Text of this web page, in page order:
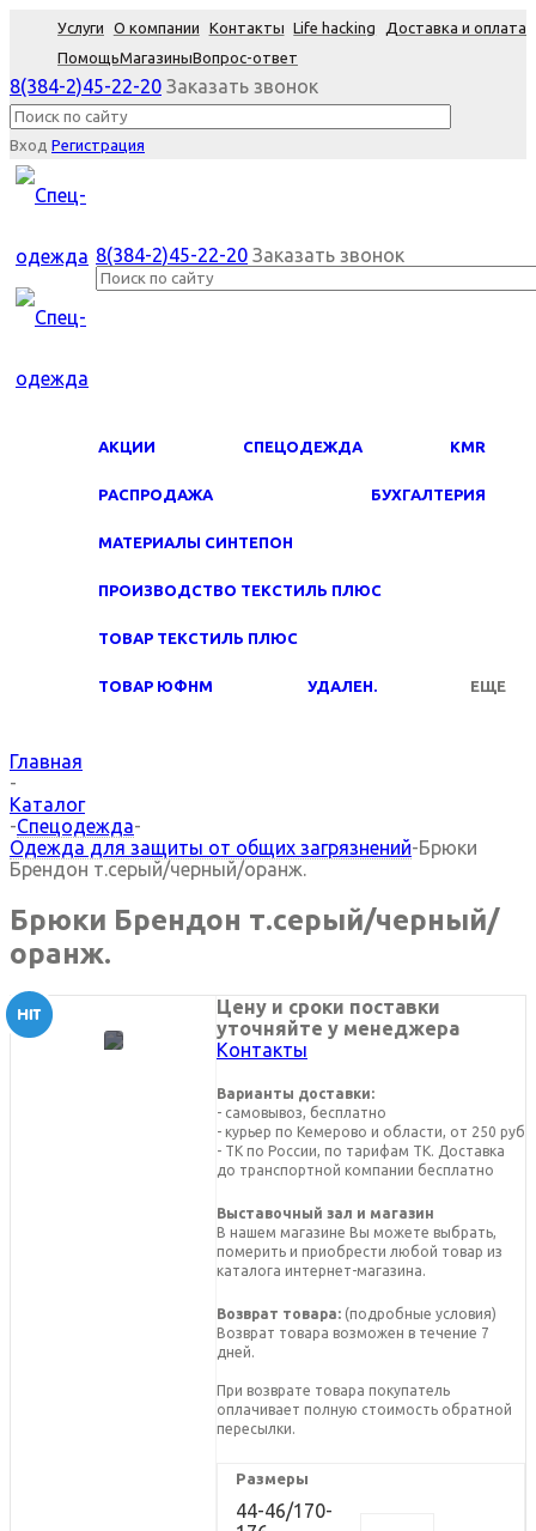
Услуги О компании Контакты Life hacking
Доставка и оплата
ПомощьМагазиныВопрос-ответ
8(384-2)45-22-20 Заказать звонок
Вход Регистрация
8(384-2)45-22-20 Заказать звонок
АКЦИИ СПЕЦОДЕЖДА KMR
PАСПРОДАЖА БУХГАЛТЕРИЯ
МАТЕРИАЛЫ СИНТЕПОН
ПРОИЗВОДСТВО ТЕКСТИЛЬ ПЛЮС
ТОВАР ТЕКСТИЛЬ ПЛЮС
ТОВАР ЮФНМ УДАЛЕН. ЕЩЕ
Главная
-
Каталог
-Спецодежда-
Одежда для защиты от общих загрязнений-Брюки
Брендон т.серый/черный/оранж.
Брюки Брендон т.серый/черный/
оранж.
Цену и сроки поставки
уточняйте у менеджера
Контакты
Варианты доставки:
- самовывоз, бесплатно
- курьер по Кемерово и области, от 250 руб
- ТК по России, по тарифам ТК. Доставка
до транспортной компании бесплатно
Выставочный зал и магазин
В нашем магазине Вы можете выбрать,
померить и приобрести любой товар из
каталога интернет-магазина.
Возврат товара: (подробные условия)
Возврат товара возможен в течение 7
дней.
При возврате товара покупатель
оплачивает полную стоимость обратной
пересылки.
Размеры
44-46/170-